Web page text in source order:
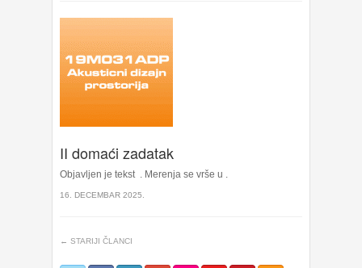
II domaći zadatak
Objavljen je tekst . Merenja se vrše u .
16. DECEMBAR 2025.
← STARIJI ČLANCI